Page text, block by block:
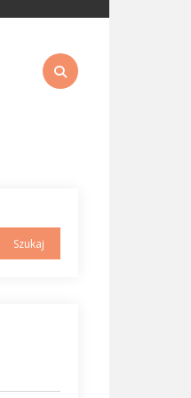
Szukaj